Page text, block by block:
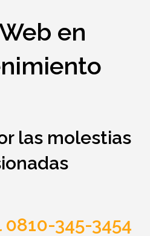
en
las molestias
345-3454